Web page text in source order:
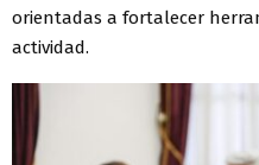
orientadas a fortalecer
actividad.